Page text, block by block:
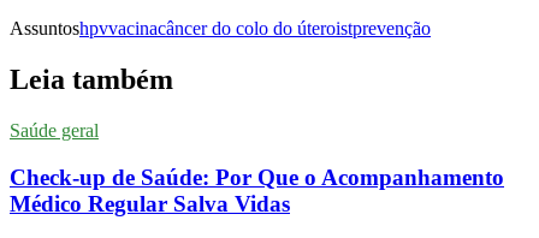
Assuntoshpvvacinacâncer do colo do úteroistprevenção
Leia também
Saúde geral
Check-up de Saúde: Por Que o Acompanhamento
Médico Regular Salva Vidas